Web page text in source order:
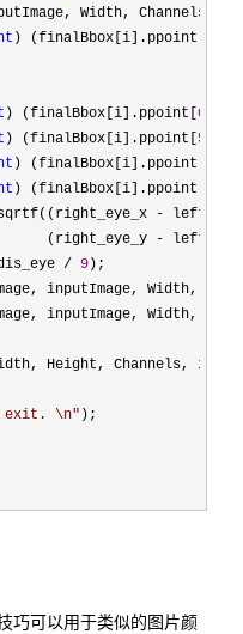
Width, Channels, (
) (finalBbox[i].ppoint[num
) (finalBbox[i].ppoint[0
) (finalBbox[i].ppoint[5
) (finalBbox[i].ppoint[
) (finalBbox[i].ppoint[
-
(right_eye_y
-
/ 9);
inputImage, Width,
inputImage, Width,
Height, Channels,
exit. \n" );
巧可以用于类似的图片颜